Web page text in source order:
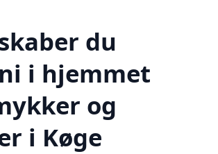
du
i hjemmet
og
i Køge